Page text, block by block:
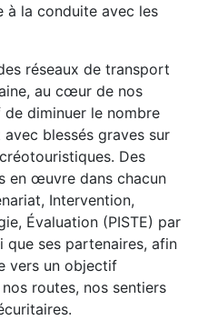
la conduite avec les
réseaux de transport
au cœur de nos
diminuer le nombre
blessés graves sur
Des
en œuvre dans chacun
Intervention,
Évaluation (PISTE) par
que ses partenaires, afin
vers un objectif
routes, nos sentiers